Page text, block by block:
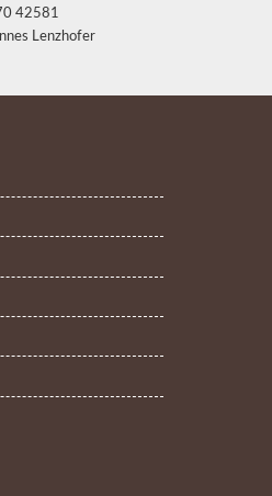
42581
Lenzhofer